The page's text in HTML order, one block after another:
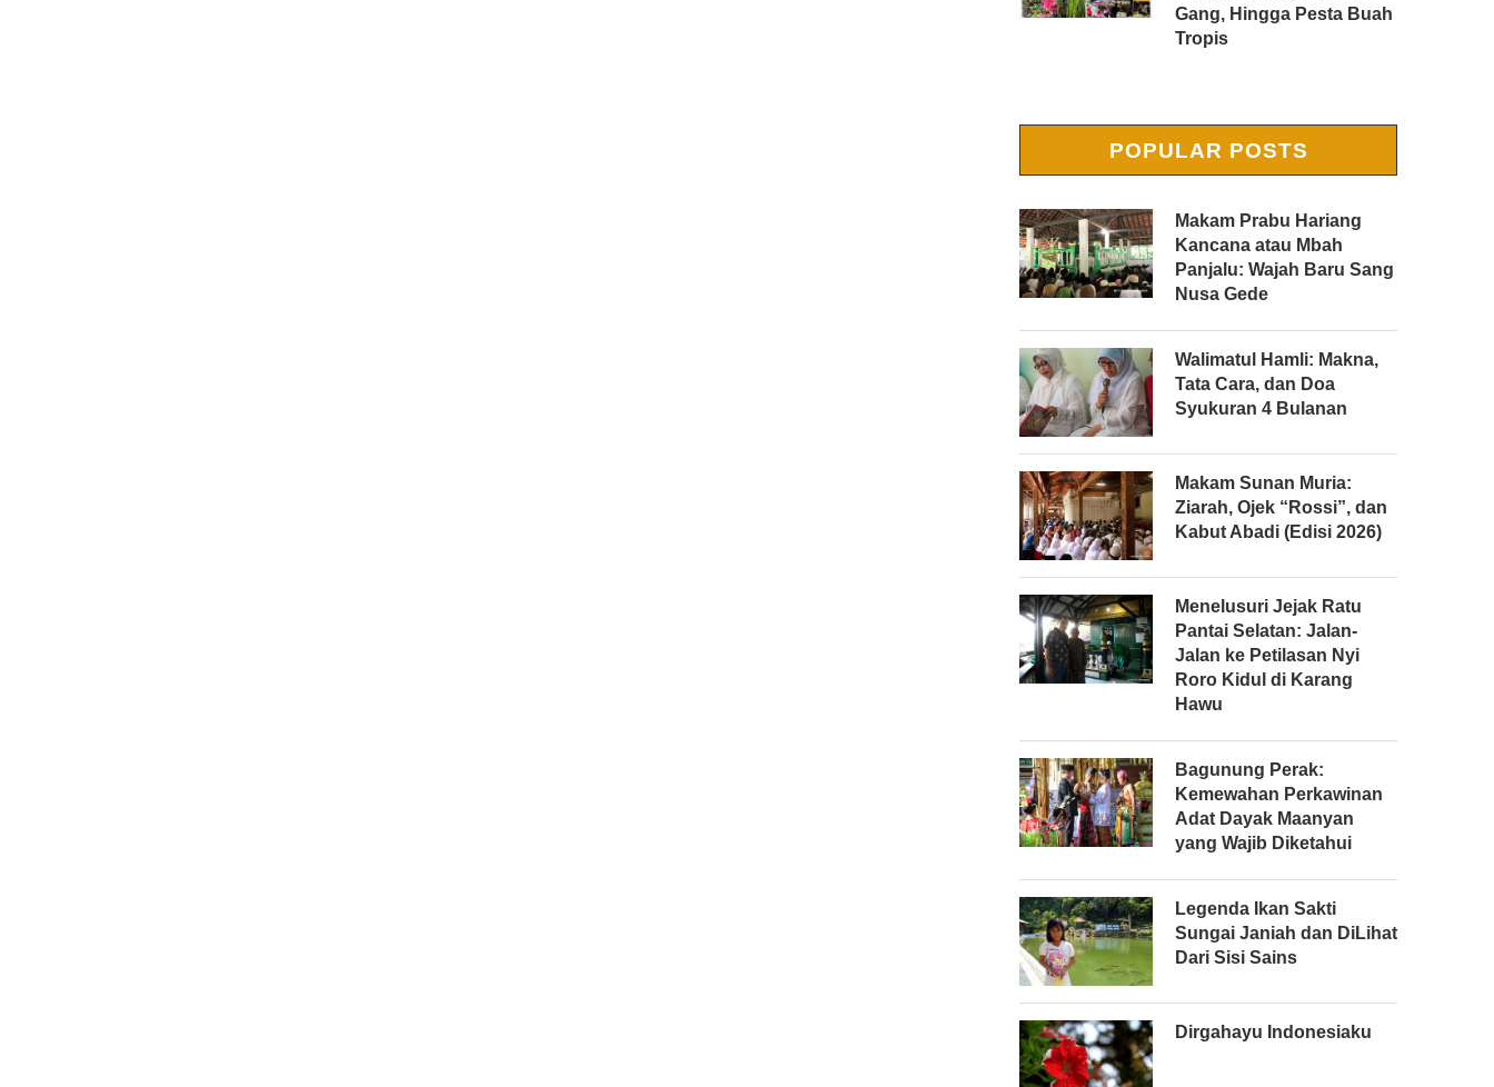
Gang, Hingga Pesta Buah
Tropis
POPULAR POSTS
Makam Prabu Hariang
Kancana atau Mbah
Panjalu: Wajah Baru Sang
Nusa Gede
Walimatul Hamli: Makna,
Tata Cara, dan Doa
Syukuran 4 Bulanan
Makam Sunan Muria:
Ziarah, Ojek “Rossi”, dan
Kabut Abadi (Edisi 2026)
Menelusuri Jejak Ratu
Pantai Selatan: Jalan-
Jalan ke Petilasan Nyi
Roro Kidul di Karang
Hawu
Bagunung Perak:
Kemewahan Perkawinan
Adat Dayak Maanyan
yang Wajib Diketahui
Legenda Ikan Sakti
Sungai Janiah dan DiLihat
Dari Sisi Sains
Dirgahayu Indonesiaku